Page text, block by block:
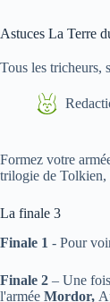
Astuces La Terre
Tous les tricheurs,
Formez votre
trilogie de Tolkien,
La finale 3
Finale 1 - Pour
Finale 2 – Une
l'armée Mordor,